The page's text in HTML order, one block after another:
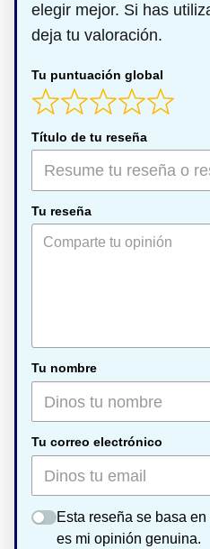
elegir mejor. Si has
deja tu valoración.
Tu puntuación global
Título de tu reseña
Tu reseña
Tu nombre
Tu correo electrónico
Esta reseña se basa
es mi opinión genuina.